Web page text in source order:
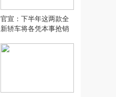
官宣：下半年这两款全
新轿车将各凭本事抢销